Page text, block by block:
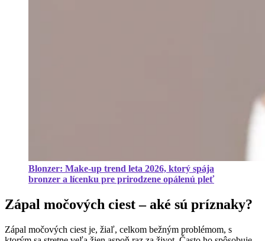
Blonzer: Make-up trend leta 2026, ktorý spája
bronzer a lícenku pre prirodzene opálenú pleť
Zápal močových ciest – aké sú príznaky?
Zápal močových ciest je, žiaľ, celkom bežným problémom, s